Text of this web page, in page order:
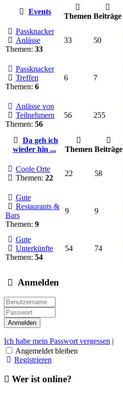
Events
Themen Beiträge
Passknacker
Anlässe
Themen: 33
33 50
Passknacker
Treffen
Themen: 6
6 7
Anlässe von
Teilnehmern
Themen: 56
56 255
Da geh ich
wieder hin ...
Themen Beiträge
Coole Orte
Themen: 22
22 58
Gute
Restaurants &
Bars
Themen: 9
9 9
Gute
Unterkünfte
Themen: 54
54 74
Anmelden
Ich habe mein Passwort vergessen |
Angemeldet bleiben
Registrieren
Wer ist online?